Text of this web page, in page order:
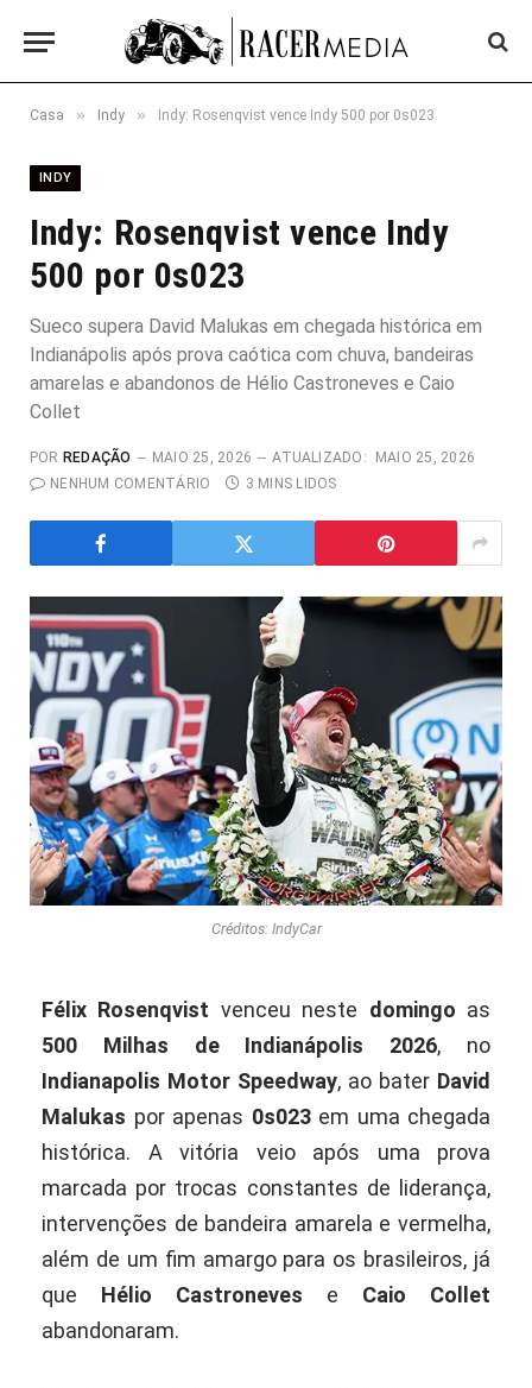
Casa » Indy » Indy: Rosenqvist vence Indy 500 por 0s023
INDY
Indy: Rosenqvist vence Indy
500 por 0s023
Sueco supera David Malukas em chegada histórica em
Indianápolis após prova caótica com chuva, bandeiras
amarelas e abandonos de Hélio Castroneves e Caio
Collet
POR REDAÇÃO MAIO 25, 2026 ATUALIZADO:
MAIO 25, 2026
NENHUM COMENTÁRIO
3 MINS LIDOS
Créditos: IndyCar
Félix Rosenqvist venceu neste domingo as
500 Milhas de Indianápolis 2026, no
Indianapolis Motor Speedway, ao bater David
Malukas por apenas 0s023em uma chegada
histórica. A vitória veio após uma prova
marcada por trocas constantes de liderança,
intervenções de bandeira amarela e vermelha,
além de um fim amargo para os brasileiros, já
que Hélio Castroneves e Caio Collet
abandonaram.